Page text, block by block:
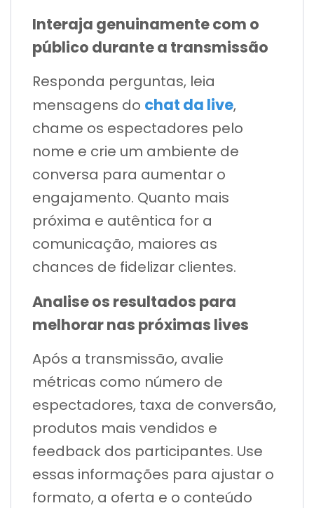
Interaja genuinamente com o
público durante a transmissão
Responda perguntas, leia
mensagens do chat da live,
chame os espectadores pelo
nome e crie um ambiente de
conversa para aumentar o
engajamento. Quanto mais
próxima e autêntica for a
comunicação, maiores as
chances de fidelizar clientes.
Analise os resultados para
melhorar nas próximas lives
Após a transmissão, avalie
métricas como número de
espectadores, taxa de conversão,
produtos mais vendidos e
feedback dos participantes. Use
essas informações para ajustar o
formato, a oferta e o conteúdo